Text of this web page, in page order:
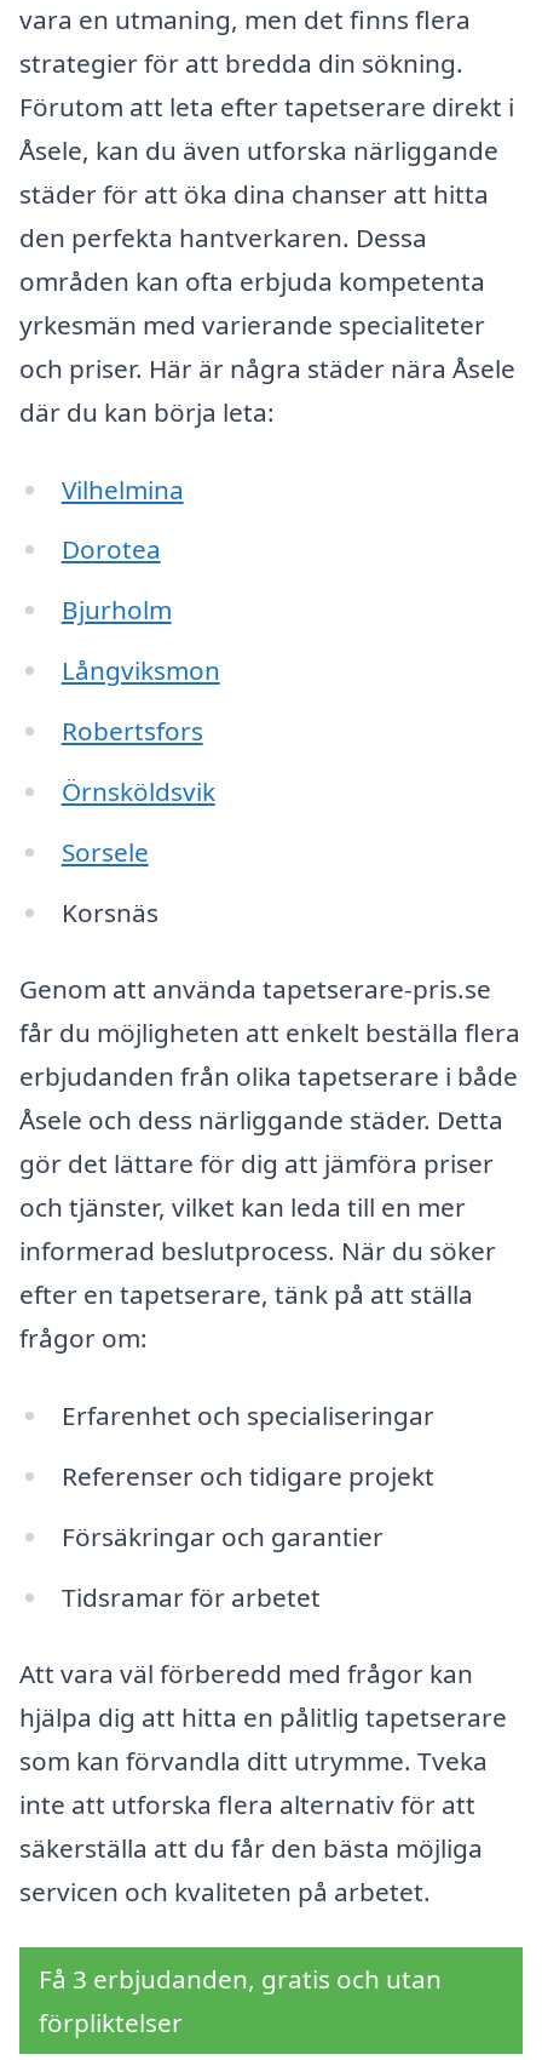
vara en utmaning, men det finns flera
strategier för att bredda din sökning.
Förutom att leta efter tapetserare direkt i
Åsele, kan du även utforska närliggande
städer för att öka dina chanser att hitta
den perfekta hantverkaren. Dessa
områden kan ofta erbjuda kompetenta
yrkesmän med varierande specialiteter
och priser. Här är några städer nära Åsele
där du kan börja leta:
Vilhelmina
Dorotea
Bjurholm
Långviksmon
Robertsfors
Örnsköldsvik
Sorsele
Korsnäs
Genom att använda tapetserare-pris.se
får du möjligheten att enkelt beställa flera
erbjudanden från olika tapetserare i både
Åsele och dess närliggande städer. Detta
gör det lättare för dig att jämföra priser
och tjänster, vilket kan leda till en mer
informerad beslutprocess. När du söker
efter en tapetserare, tänk på att ställa
frågor om:
Erfarenhet och specialiseringar
Referenser och tidigare projekt
Försäkringar och garantier
Tidsramar för arbetet
Att vara väl förberedd med frågor kan
hjälpa dig att hitta en pålitlig tapetserare
som kan förvandla ditt utrymme. Tveka
inte att utforska flera alternativ för att
säkerställa att du får den bästa möjliga
servicen och kvaliteten på arbetet.
Få 3 erbjudanden, gratis och utan
förpliktelser